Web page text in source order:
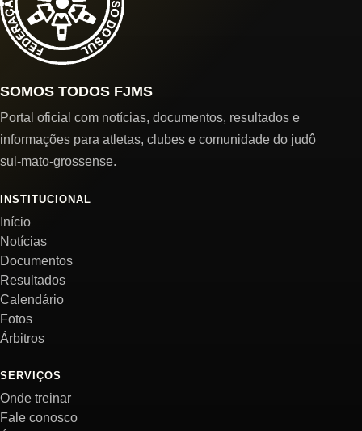
SOMOS TODOS FJMS
Portal oficial com notícias, documentos, resultados e
informações para atletas, clubes e comunidade do judô
sul-mato-grossense.
INSTITUCIONAL
Início
Notícias
Documentos
Resultados
Calendário
Fotos
Árbitros
SERVIÇOS
Onde treinar
Fale conosco